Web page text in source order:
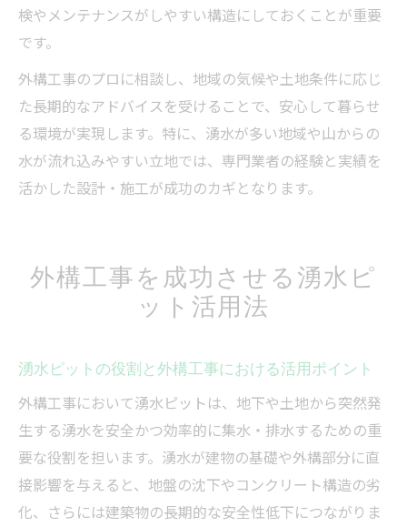
検やメンテナンスがしやすい構造にしておくことが重要
です。
外構工事のプロに相談し、地域の気候や土地条件に応じ
た長期的なアドバイスを受けることで、安心して暮らせ
る環境が実現します。特に、湧水が多い地域や山からの
水が流れ込みやすい立地では、専門業者の経験と実績を
活かした設計・施工が成功のカギとなります。
外構工事を成功させる湧水ピ
ット活用法
湧水ピットの役割と外構工事における活用ポイント
外構工事において湧水ピットは、地下や土地から突然発
生する湧水を安全かつ効率的に集水・排水するための重
要な役割を担います。湧水が建物の基礎や外構部分に直
接影響を与えると、地盤の沈下やコンクリート構造の劣
化、さらには建築物の長期的な安全性低下につながりま